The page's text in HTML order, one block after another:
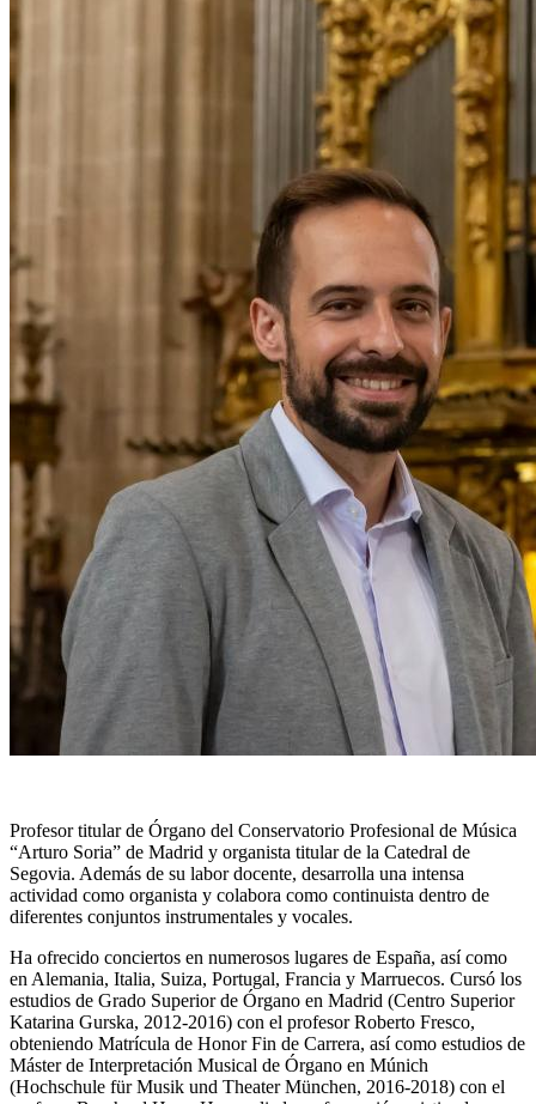
Profesor titular de Órgano del Conservatorio Profesional de Música
“Arturo Soria” de Madrid y organista titular de la Catedral de
Segovia. Además de su labor docente, desarrolla una intensa
actividad como organista y colabora como continuista dentro de
diferentes conjuntos instrumentales y vocales.
Ha ofrecido conciertos en numerosos lugares de España, así como
en Alemania, Italia, Suiza, Portugal, Francia y Marruecos. Cursó los
estudios de Grado Superior de Órgano en Madrid (Centro Superior
Katarina Gurska, 2012-2016) con el profesor Roberto Fresco,
obteniendo Matrícula de Honor Fin de Carrera, así como estudios de
Máster de Interpretación Musical de Órgano en Múnich
(Hochschule für Musik und Theater München, 2016-2018) con el